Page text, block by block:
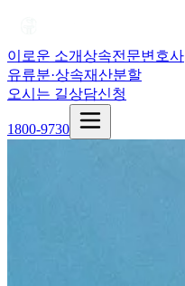
이로운 소개상속전문변호사
유류분·상속재산분할
오시는 길상담신청
1800-9730